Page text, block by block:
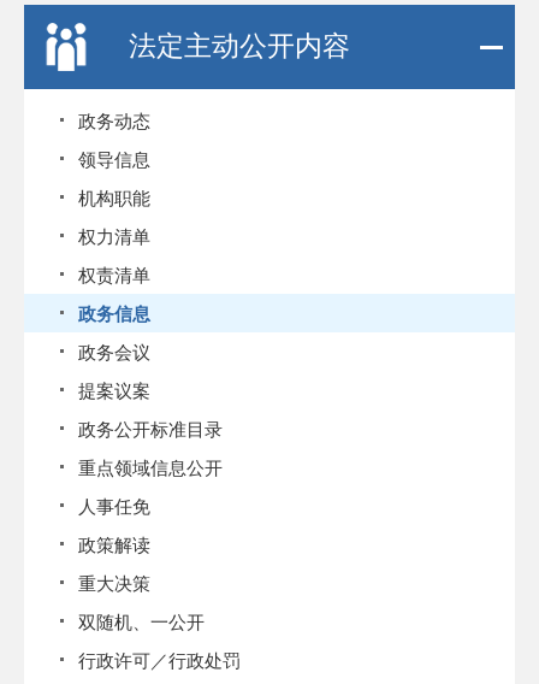
法定主动公开内容
政务动态
领导信息
机构职能
权力清单
权责清单
政务信息
政务会议
提案议案
政务公开标准目录
重点领域信息公开
人事任免
政策解读
重大决策
双随机、一公开
行政许可／行政处罚